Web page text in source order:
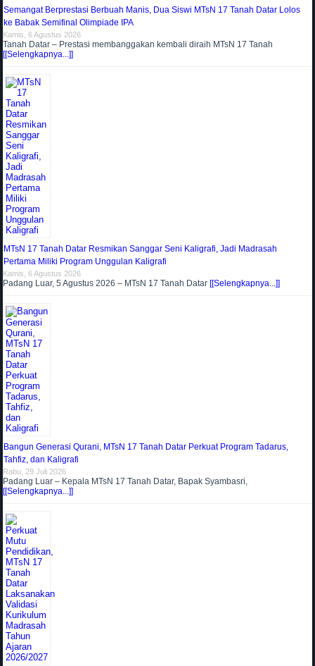
Semangat Berprestasi Berbuah Manis, Dua Siswi MTsN 17 Tanah Datar Lolos
ke Babak Semifinal Olimpiade IPA
Kamis, 6 Agustus 2026
Tanah Datar – Prestasi membanggakan kembali diraih MTsN 17 Tanah
[[Selengkapnya...]]
MTsN 17 Tanah Datar Resmikan Sanggar Seni Kaligrafi, Jadi Madrasah
Pertama Miliki Program Unggulan Kaligrafi
Kamis, 6 Agustus 2026
Padang Luar, 5 Agustus 2026 – MTsN 17 Tanah Datar[[Selengkapnya...]]
Bangun Generasi Qurani, MTsN 17 Tanah Datar Perkuat Program Tadarus,
Tahfiz, dan Kaligrafi
Rabu, 29 Juli 2026
Padang Luar – Kepala MTsN 17 Tanah Datar, Bapak Syambasri,
[[Selengkapnya...]]